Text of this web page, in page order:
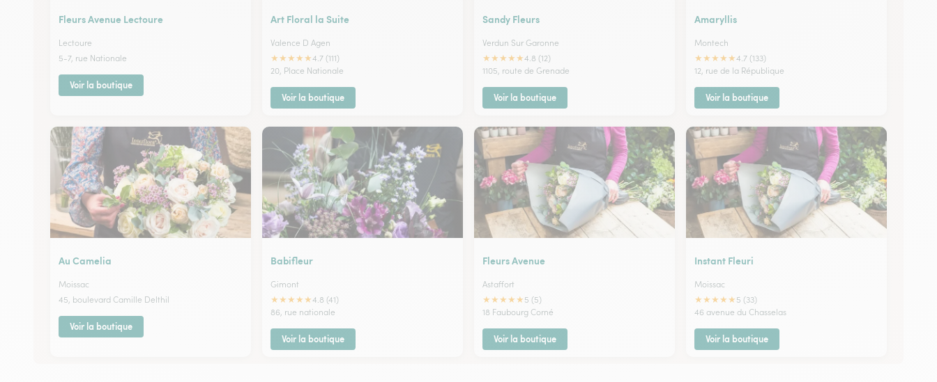
Fleurs Avenue Lectoure
Lectoure
5-7, rue Nationale
Voir la boutique
Art Floral la Suite
Valence D Agen
★★★★★4.7 (111)
20, Place Nationale
Voir la boutique
Sandy Fleurs
Verdun Sur Garonne
★★★★★4.8 (12)
1105, route de Grenade
Voir la boutique
Amaryllis
Montech
★★★★★4.7 (133)
12, rue de la République
Voir la boutique
Au Camelia
Moissac
45, boulevard Camille Delthil
Voir la boutique
Babifleur
Gimont
★★★★★4.8 (41)
86, rue nationale
Voir la boutique
Fleurs Avenue
Astaffort
★★★★★ 5 (5)
18 Faubourg Corné
Voir la boutique
Instant Fleuri
Moissac
★★★★★ 5 (33)
46 avenue du Chasselas
Voir la boutique